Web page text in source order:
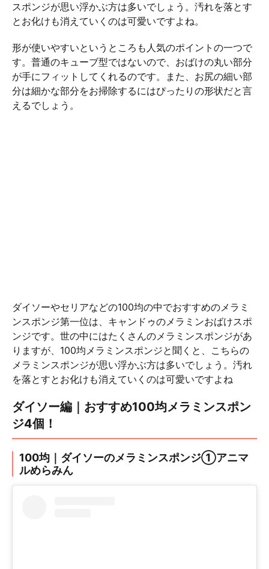
スポンジが思い浮かぶ方は多いでしょう。汚れを落とす
とお化けも消えていくのは可愛いですよね。
形が使いやすいというところも人気のポイントの一つで
す。普通のキューブ型ではないので、おばけの丸い部分
が手にフィットしてくれるのです。また、お尻の細い部
分は細かな部分をお掃除するにはぴったりの形状だと言
えるでしょう。
ダイソーやセリアなどの100均の中でおすすめのメラミ
ンスポンジ第一位は、キャンドゥのメラミンおばけスポ
ンジです。世の中にはたくさんのメラミンスポンジがあ
りますが、100均メラミンスポンジと聞くと、こちらの
メラミンスポンジが思い浮かぶ方は多いでしょう。汚れ
を落とすとお化けも消えていくのは可愛いですよね
ダイソー編｜おすすめ100均メラミンスポン
ジ4個！
100均｜ダイソーのメラミンスポンジ①アニマ
ルめらみん